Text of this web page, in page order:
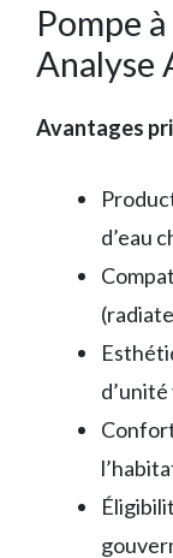
Pompe
Analyse
Avantages
d’eau